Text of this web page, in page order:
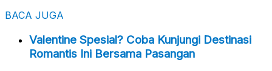
BACA JUGA
Valentine Spesial? Coba Kunjungi Destinasi
Romantis Ini Bersama Pasangan